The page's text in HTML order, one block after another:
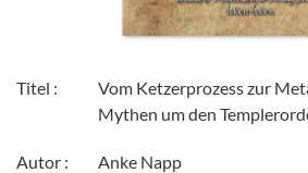
Titel :
Vom Ketzerprozess zur
Mythen um den
Autor : Anke Napp